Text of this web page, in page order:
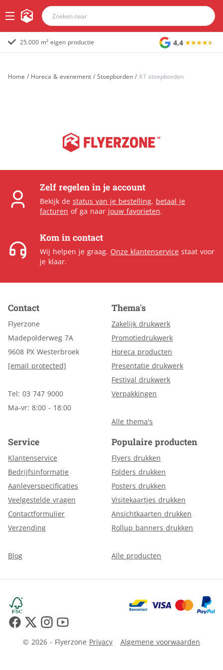
25.000 m² eigen productie 4,4
Home / Horeca & evenement / Stoepborden / A1 stoepborden
Zelf regelen in je account
Bekijk de status van je bestelling, betaal je
facturen of ga naar jouw favorieten.
Kom in contact
Wij helpen je graag. Onze klantenservice staat voor
je klaar.
Contact
Flyerzone
Madepolderweg 7A
9608 PX Westerbroek
[email protected]
Tel: 03 747 9000
Ma-vr: 8:00 - 18:00
Thema's
Zakelijk drukwerk
Promotiedrukwerk
Horeca producten
Presentatie drukwerk
Festival drukwerk
Verpakkingen
Alle thema's
Service
Klantenservice
Bedrijfsinformatie
Aanleverspecificaties
Veelgestelde vragen
Contactformulier
Verzending
Blog
Populaire producten
Flyers drukken
Folders drukken
Posters drukken
Visitekaartjes drukken
Ansichtkaarten drukken
Rollup banners drukken
Alle producten
© 2026 - Flyerzone Privacy Algemene voorwaarden